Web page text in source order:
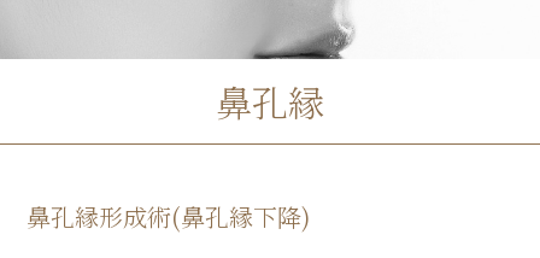
鼻孔縁
鼻孔縁形成術(鼻孔縁下降)